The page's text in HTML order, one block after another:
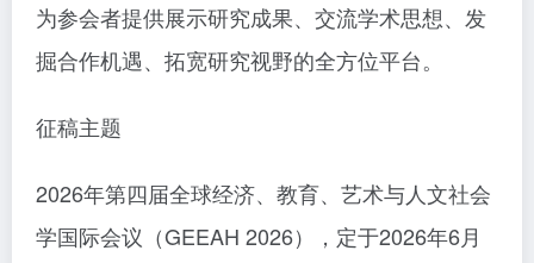
为参会者提供展示研究成果、交流学术思想、发
掘合作机遇、拓宽研究视野的全方位平台。
征稿主题
2026年第四届全球经济、教育、艺术与人文社会
学国际会议（GEEAH 2026），定于2026年6月